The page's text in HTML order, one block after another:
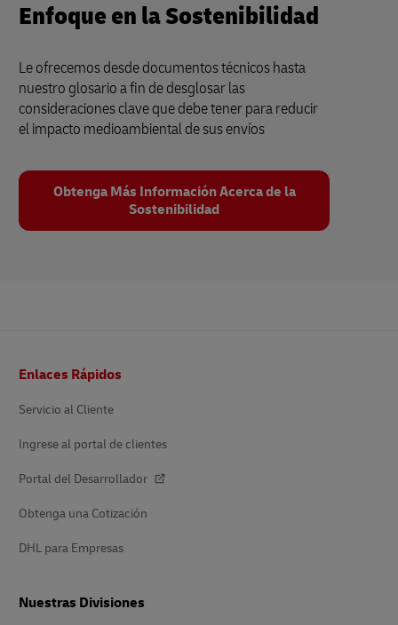
Enfoque en la Sostenibilidad
Le ofrecemos desde documentos técnicos hasta
nuestro glosario a fin de desglosar las
consideraciones clave que debe tener para reducir
el impacto medioambiental de sus envíos
Obtenga Más Información Acerca de la
Sostenibilidad
de
Enlaces Rápidos
Servicio al Cliente
Ingrese al portal de clientes
Portal del Desarrollador
Obtenga una Cotización
DHL para Empresas
Nuestras Divisiones